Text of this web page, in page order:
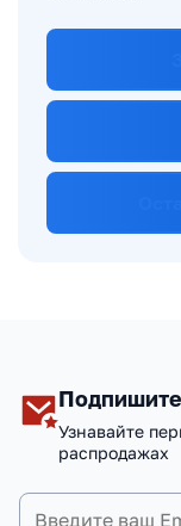
Узнавайте
распродажах